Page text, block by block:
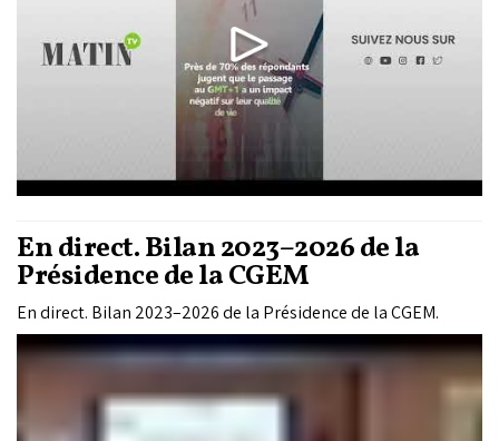
En direct. Bilan 2023–2026 de la
Présidence de la CGEM
En direct. Bilan 2023–2026 de la Présidence de la CGEM.